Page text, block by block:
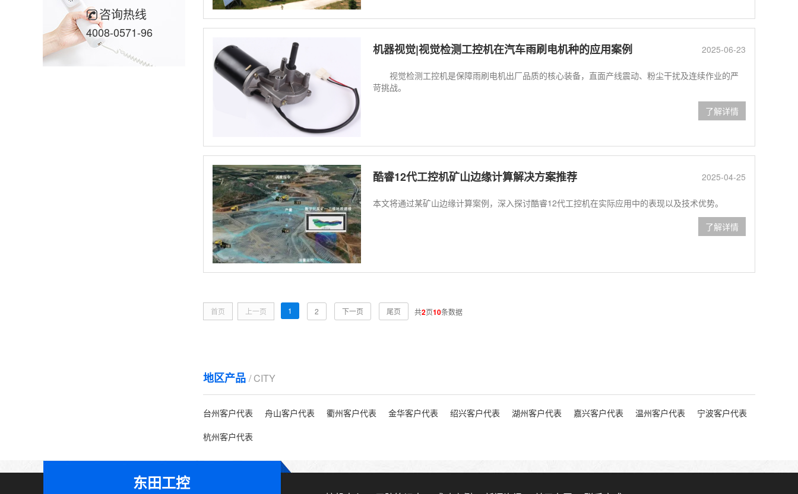
咨询热线
4008-0571-96
2025-06-23
机器视觉|视觉检测工控机在汽车雨刷电机种的应用案例
视觉检测工控机是保障雨刷电机出厂品质的核心装备，直面产线震动、粉尘干扰及连续作业的严
苛挑战。
了解详情
2025-04-25
酷睿12代工控机矿山边缘计算解决方案推荐
本文将通过某矿山边缘计算案例，深入探讨酷睿12代工控机在实际应用中的表现以及技术优势。
了解详情
首页 上一页 1 2 下一页 尾页 共2页10条数据
地区产品 / CITY
台州客户代表 舟山客户代表 衢州客户代表 金华客户代表 绍兴客户代表 湖州客户代表 嘉兴客户代表 温州客户代表
宁波客户代表
杭州客户代表
东田工控